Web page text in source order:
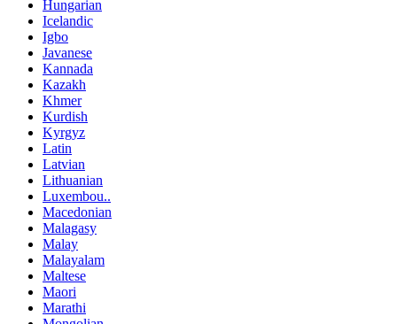
Hungarian
Icelandic
Igbo
Javanese
Kannada
Kazakh
Khmer
Kurdish
Kyrgyz
Latin
Latvian
Lithuanian
Luxembou..
Macedonian
Malagasy
Malay
Malayalam
Maltese
Maori
Marathi